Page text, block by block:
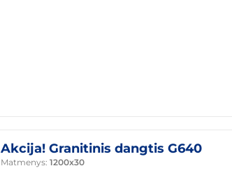
Akcija! Granitinis dangtis G640
Matmenys: 1200x30